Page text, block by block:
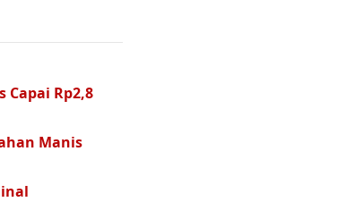
Capai Rp2,8
Manis